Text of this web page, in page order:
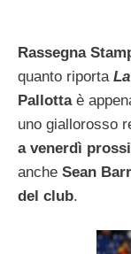
Rassegna
quanto riporta
Pallottaè
uno giallorosso
a venerdì
anche Sean
del club.